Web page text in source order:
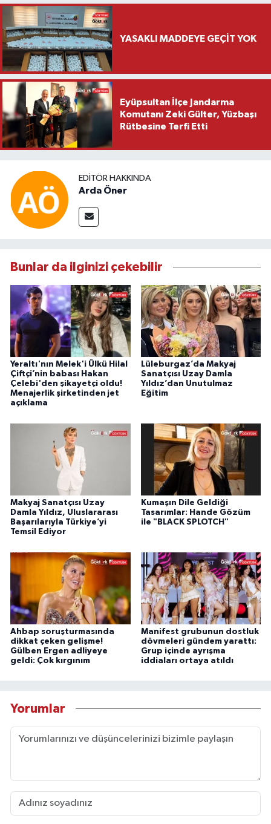
YASAKLI MADDEYE GEÇİT YOK
Eyüpsultan İlçe Jandarma
Komutanı Zeki Gülter, Yüzbaşı
Rütbesine Terfi Etti
EDITÖR HAKKINDA
Arda Öner
Bunlar da ilginizi çekebilir
Yeraltı'nın Melek'i Ülkü Hilal
Çiftçi’nin babası Hakan
Çelebi'den şikayetçi oldu!
Menajerlik şirketinden jet
açıklama
Lüleburgaz’da Makyaj
Sanatçısı Uzay Damla
Yıldız’dan Unutulmaz
Eğitim
Makyaj Sanatçısı Uzay
Damla Yıldız, Uluslararası
Başarılarıyla Türkiye’yi
Temsil Ediyor
Kumaşın Dile Geldiği
Tasarımlar: Hande Gözüm
ile "BLACK SPLOTCH"
Ahbap soruşturmasında
dikkat çeken gelişme!
Gülben Ergen adliyeye
geldi: Çok kırgınım
Manifest grubunun dostluk
dövmeleri gündem yarattı:
Grup içinde ayrışma
iddiaları ortaya atıldı
Yorumlar